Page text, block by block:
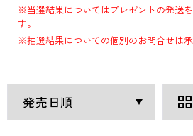
※当選結果についてはプレゼントの発送
す。
※抽選結果についての個別のお問合せは承